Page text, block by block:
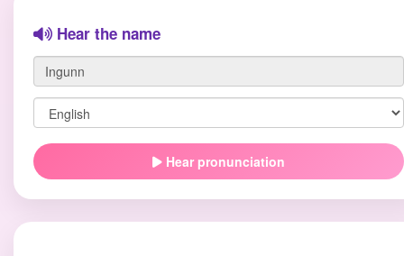
Hear the name
Hear pronunciation